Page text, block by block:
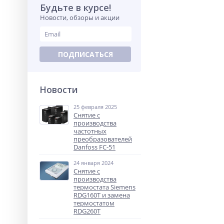
Будьте в курсе!
Новости, обзоры и акции
ПОДПИСАТЬСЯ
Новости
25 февраля 2025
Снятие с
производства
частотных
преобразователей
Danfoss FC-51
24 января 2024
Снятие с
производства
термостата Siemens
RDG160T и замена
термостатом
RDG260T